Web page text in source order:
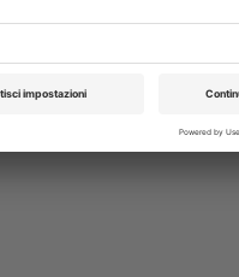
una pratica